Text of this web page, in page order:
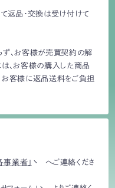
返品・交換は受け付けて
ず、お客様が売買契約の解
、お客様の購入した商品
お客様に返品送料をご負担
事業者」
へご連絡くださ